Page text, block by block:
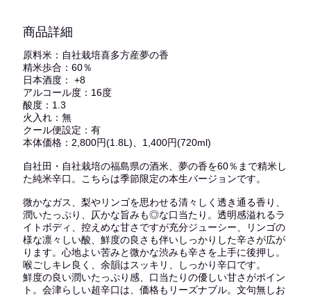
商品詳細
原料米：自社栽培喜多方産夢の香
精米歩合：60％
日本酒度： +8
アルコール度：16度
酸度：1.3
火入れ：無
クール便設定：有
本体価格：2,800円(1.8L)、1,400円(720ml)
自社田・自社栽培の福島県の酒米、夢の香を60％まで精米し
た純米辛口。こちらは季節限定の本生バージョンです。
微かなガス、梨やリンゴを思わせる清々しく透き通る香り、
潤いたっぷり、仄かな旨みも◎な口当たり。透明感溢れるラ
イトボディ、控えめな甘さですが充分ジューシー、リンゴの
様な凛々しい酸、鮮度の良さも伴いしっかりした辛さが広が
ります。心地よい苦みと微かな渋みも辛さを上手に後押し。
喉ごしキレ良く、余韻はスッキリ、しっかり辛口です。
鮮度の良い潤いたっぷり感、口当たりの優しい甘さがポイン
ト。会津らしい超辛口は、価格もリーズナブル。文句無しお